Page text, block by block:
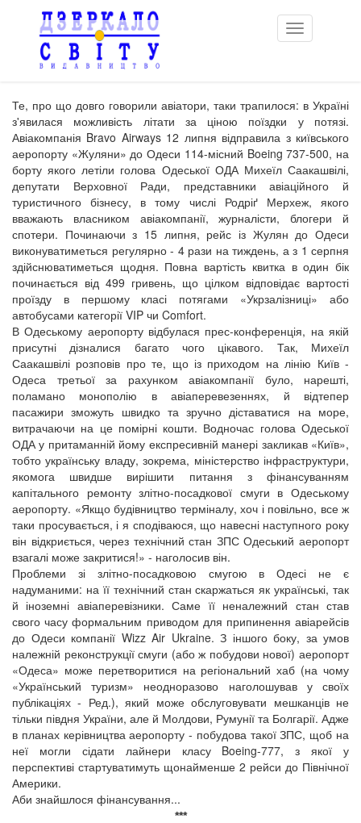
Toggle
navigation
Те, про що довго говорили авіатори, таки трапилося: в Україні
з'явилася можливість літати за ціною поїздки у потязі.
Авіакомпанія Bravo Airways 12 липня відправила з київського
аеропорту «Жуляни» до Одеси 114-місний Boeing 737-500, на
борту якого летіли голова Одеської ОДА Михеїл Саакашвілі,
депутати Верховної Ради, представники авіаційного й
туристичного бізнесу, в тому числі Родріґ Мерхеж, якого
вважають власником авіакомпанії, журналісти, блогери й
спотери. Починаючи з 15 липня, рейс із Жулян до Одеси
виконуватиметься регулярно - 4 рази на тиждень, а з 1 серпня
здійснюватиметься щодня. Повна вартість квитка в один бік
починається від 499 гривень, що цілком відповідає вартості
проїзду в першому класі потягами «Укрзалізниці» або
автобусами категорії VIP чи Comfort.
В Одеському аеропорту відбулася прес-конференція, на якій
присутні дізналися багато чого цікавого. Так, Михеїл
Саакашвілі розповів про те, що із приходом на лінію Київ -
Одеса третьої за рахунком авіакомпанії було, нарешті,
поламано монополію в авіаперевезеннях, й відтепер
пасажири зможуть швидко та зручно діставатися на море,
витрачаючи на це помірні кошти. Водночас голова Одеської
ОДА у притаманній йому експресивній манері закликав «Київ»,
тобто українську владу, зокрема, міністерство інфраструктури,
якомога швидше вирішити питання з фінансуванням
капітального ремонту злітно-посадкової смуги в Одеському
аеропорту. «Якщо будівництво терміналу, хоч і повільно, все ж
таки просувається, і я сподіваюся, що навесні наступного року
він відкриється, через технічний стан ЗПС Одеський аеропорт
взагалі може закритися!» - наголосив він.
Проблеми зі злітно-посадковою смугою в Одесі не є
надуманими: на її технічний стан скаржаться як українські, так
й іноземні авіаперевізники. Саме її неналежний стан став
свого часу формальним приводом для припинення авіарейсів
до Одеси компанії Wizz Air Ukraine. З іншого боку, за умов
належній реконструкції смуги (або ж побудови нової) аеропорт
«Одеса» може перетворитися на регіональний хаб (на чому
«Український туризм» неодноразово наголошував у своїх
публікаціях - Ред.), який може обслуговувати мешканців не
тільки півдня України, але й Молдови, Румунії та Болгарії. Адже
в планах керівництва аеропорту - побудова такої ЗПС, щоб на
неї могли сідати лайнери класу Boeing-777, з якої у
перспективі стартуватимуть щонайменше 2 рейси до Північної
Америки.
Аби знайшлося фінансування...
***